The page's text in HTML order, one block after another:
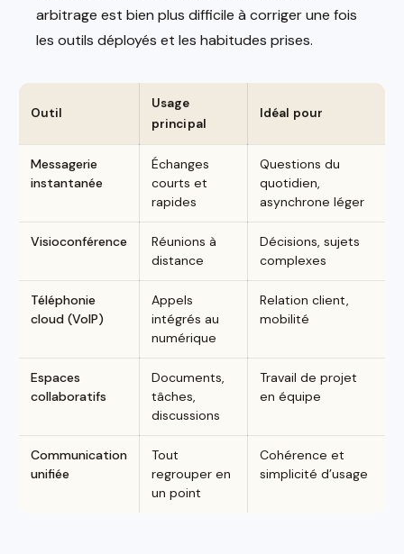
arbitrage est bien plus difficile à corriger une fois
les outils déployés et les habitudes prises.
Outil
Usage
principal
Idéal pour
Messagerie
instantanée
Échanges
courts et
rapides
Questions du
quotidien,
asynchrone léger
Visioconférence
Réunions à
distance
Décisions, sujets
complexes
Téléphonie
cloud (VoIP)
Appels
intégrés au
numérique
Relation client,
mobilité
Espaces
collaboratifs
Documents,
tâches,
discussions
Travail de projet
en équipe
Communication
unifiée
Tout
regrouper en
un point
Cohérence et
simplicité d’usage